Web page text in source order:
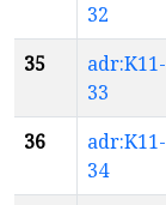
32
35
adr:K11-
33
36
adr:K11-
34